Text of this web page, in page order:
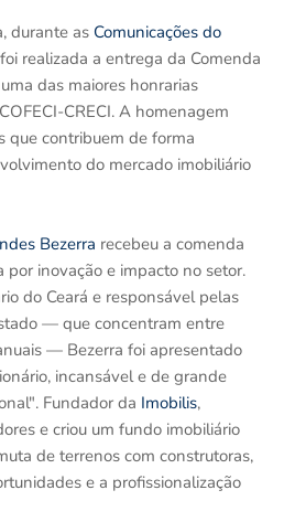
durante as Comunicações do
realizada a entrega da Comenda
das maiores honrarias
CRECI. A homenagem
que contribuem de forma
do mercado imobiliário
Bezerra recebeu a comenda
por inovação e impacto no setor.
do Ceará e responsável pelas
— que concentram entre
— Bezerra foi apresentado
incansável e de grande
Fundador da Imobilis,
e criou um fundo imobiliário
de terrenos com construtoras,
e a profissionalização